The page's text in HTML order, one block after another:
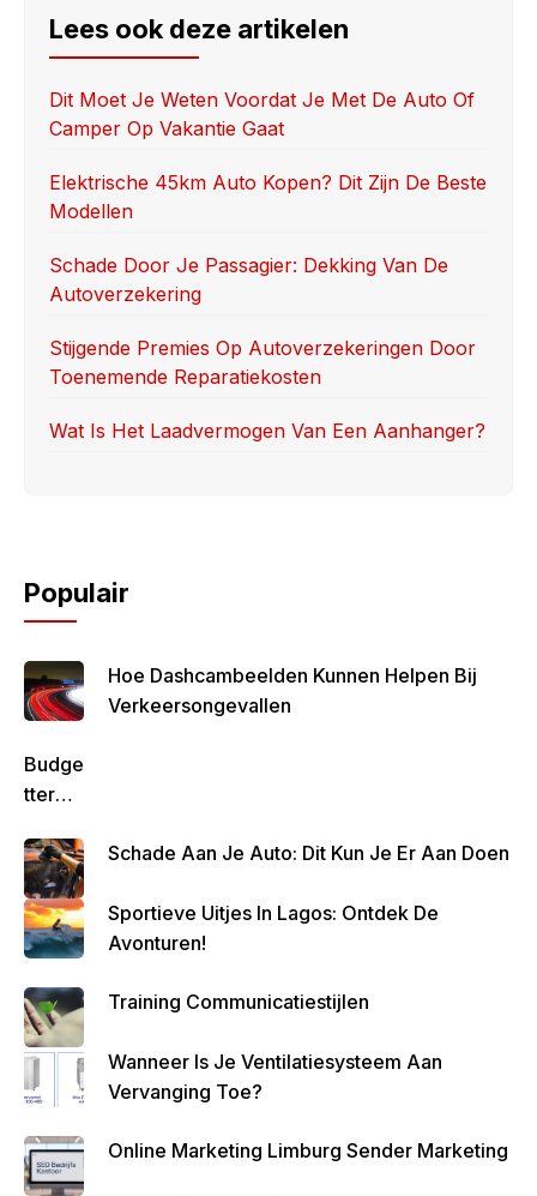
e
b
o
o
k
o
d
o
n
e
Lees ook deze artikelen
Dit Moet Je Weten Voordat Je Met De Auto Of
Camper Op Vakantie Gaat
Elektrische 45km Auto Kopen? Dit Zijn De Beste
Modellen
Schade Door Je Passagier: Dekking Van De
Autoverzekering
Stijgende Premies Op Autoverzekeringen Door
Toenemende Reparatiekosten
Wat Is Het Laadvermogen Van Een Aanhanger?
Populair
Hoe Dashcambeelden Kunnen Helpen Bij
Verkeersongevallen
Budge
Tteren
Belan
Grijk
Om
Zo
Geld
Over
Te
Houde
Schade Aan Je Auto: Dit Kun Je Er Aan Doen
Sportieve Uitjes In Lagos: Ontdek De
Avonturen!
Training Communicatiestijlen
Wanneer Is Je Ventilatiesysteem Aan
Vervanging Toe?
Online Marketing Limburg Sender Marketing